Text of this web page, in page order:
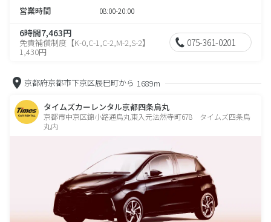
営業時間 08:00-20:00
6時間7,463円
免責補償制度【K-0,C-1,C-2,M-2,S-2】
1,430円
075-361-0201
京都府京都市下京区辰巳町から 1689m
タイムズカーレンタル京都四条烏丸
京都市中京区錦小路通烏丸東入元法然寺町678 タイムズ四条烏
丸内